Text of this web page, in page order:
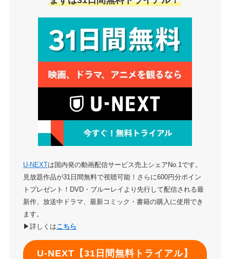
U-NEXTは国内発の動画配信サービス売上シェアNo.1です。
見放題作品が31日間無料で視聴可能！さらに600円分ポイン
トプレゼント！DVD・ブルーレイより先行して配信される最
新作、放送中ドラマ、最新コミック・書籍の購入に使用でき
ます。
▶詳しくはこちら
U-NEXT【31日間無料トライアル】